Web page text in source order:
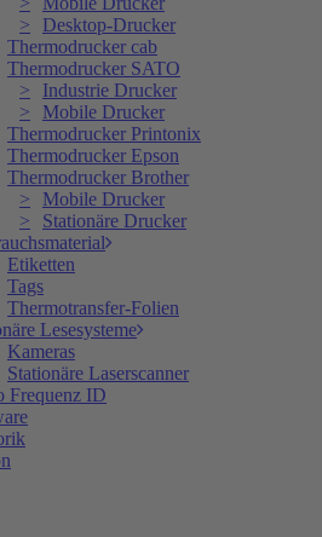
Desktop-Drucker
Thermodrucker cab
Thermodrucker SATO
Industrie Drucker
Mobile Drucker
Thermodrucker Printonix
Thermodrucker Epson
Thermodrucker Brother
Mobile Drucker
Stationäre Drucker
Etiketten
Tags
Thermotransfer-Folien
Lesesysteme
Kameras
Stationäre Laserscanner
Frequenz ID